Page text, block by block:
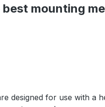
mounting
designed for use with a